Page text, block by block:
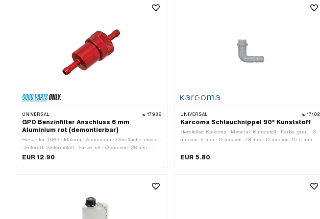
UNIVERSAL 17936
GPO Benzinfilter Anschluss 6 mm
Aluminium rot (demontierbar)
Hersteller: GPO · Material: Aluminium · Oberfläche: eloxiert
· Filterart: Sintermetall · Farbe: rot · Ø aussen: 28 mm ·
zerlegbar: Ja · Gesamtlänge: 77 mm · Ø
EUR 12.90
UNIVERSAL 17102
Karcoma Schlauchnippel 90° Kunststoff
Hersteller: Karcoma · Material: Kunststoff · Farbe: grau · Ø
aussen: 6 mm · Ø aussen: 7.8 mm · Ø aussen: 10.5 mm
EUR 5.80